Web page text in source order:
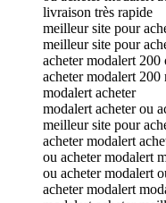
livraison très rapide
meilleur site pour
meilleur site pour
acheter modalert 200
acheter modalert
modalert acheter
modalert acheter ou
meilleur site pour
acheter modalert
ou acheter modalert
ou acheter modalert
acheter modalert